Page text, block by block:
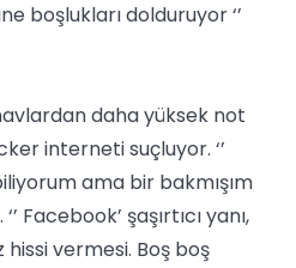
boşlukları dolduruyor ‘’
daha yüksek not
interneti suçluyor. ‘’
ama bir bakmışım
Facebook’ şaşırtıcı yanı,
hissi vermesi. Boş boş